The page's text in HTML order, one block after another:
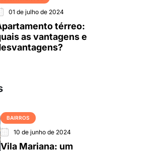
01 de julho de 2024
térreo:
as vantagens e
BAIRROS
10 de junho de 2024
Vila Mariana: um